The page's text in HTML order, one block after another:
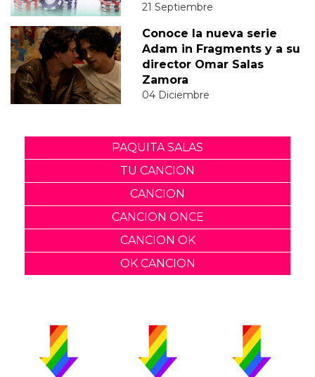
21 Septiembre
Conoce la nueva serie
Adam in Fragments y a su
director Omar Salas
Zamora
04 Diciembre
PAQUITA SALAS
TU CANCION
CANCION
CANCION ONCE
CANCION OK
OK CANCION